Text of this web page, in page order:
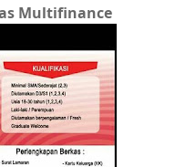
Multifinance